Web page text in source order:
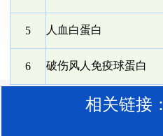
5 人血白蛋白
6 破伤风人免疫球蛋白
相关链接：